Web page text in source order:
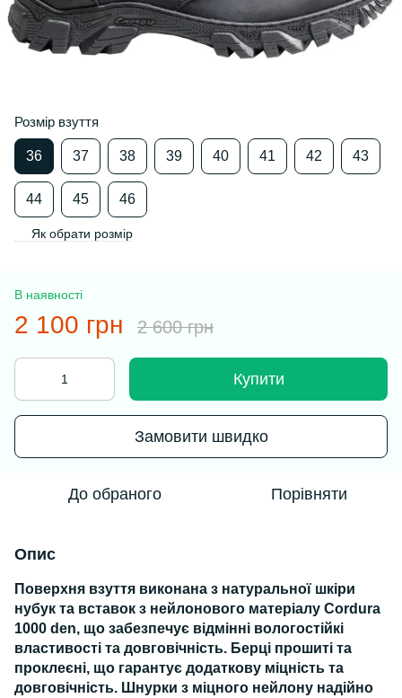
Розмір взуття
36 37 38 39 40 41 42 43
44 45 46
Як обрати розмір
В наявності
2 100 грн 2 600 грн
Купити
Замовити швидко
До обраного Порівняти
Опис
Поверхня взуття виконана з натуральної шкіри
нубук та вставок з нейлонового матеріалу Cordura
1000 den, що забезпечує відмінні вологостійкі
властивості та довговічність. Берці прошиті та
проклеєні, що гарантує додаткову міцність та
довговічність. Шнурки з міцного нейлону надійно